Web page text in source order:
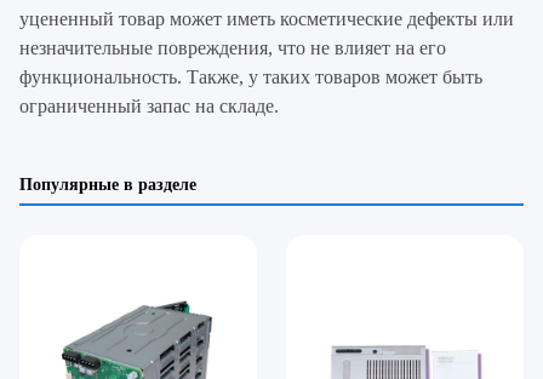
уцененный товар может иметь косметические дефекты или
незначительные повреждения, что не влияет на его
функциональность. Также, у таких товаров может быть
ограниченный запас на складе.
Популярные в разделе